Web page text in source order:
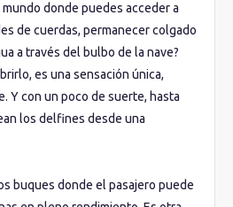
donde puedes acceder a
de cuerdas, permanecer colgado
a través del bulbo de la nave?
es una sensación única,
Y con un poco de suerte, hasta
los delfines desde una
buques donde el pasajero puede